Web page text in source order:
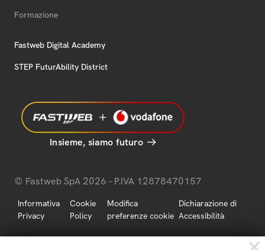
Formazione
Fastweb Digital Academy
STEP FuturAbility District
Insieme, siamo futuro
© Fastweb SpA 2026 - P.IVA 12878470157
Informativa
Privacy
Cookie
Policy
Modifica
preferenze cookie
Dichiarazione di
Accessibilità